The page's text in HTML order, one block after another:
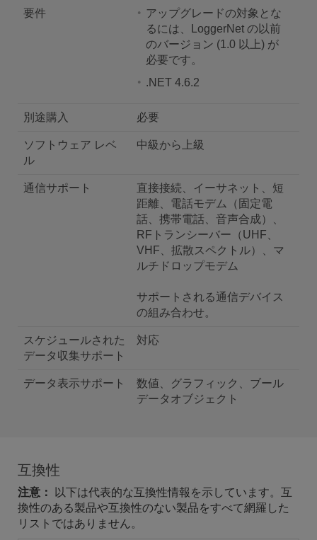
要件
アップグレードの対象とな
るには、LoggerNet の以前
のバージョン (1.0 以上) が
必要です。
.NET 4.6.2
別途購入 必要
ソフトウェア レベ
ル
中級から上級
通信サポート
直接接続、イーサネット、短
距離、電話モデム（固定電
話、携帯電話、音声合成）、
RFトランシーバー（UHF、
VHF、拡散スペクトル）、マ
ルチドロップモデム
サポートされる通信デバイス
の組み合わせ。
スケジュールされた
データ収集サポート
対応
データ表示サポート
数値、グラフィック、ブール
データオブジェクト
互換性
注意：
以下は代表的な互換性情報を示しています。互
換性のある製品や互換性のない製品をすべて網羅した
リストではありません。